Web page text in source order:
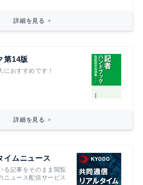
詳細を見る
第14版
におすすめです！
詳細を見る
イムニュース
る記事をそのまま閲覧
ニュース配信サービス